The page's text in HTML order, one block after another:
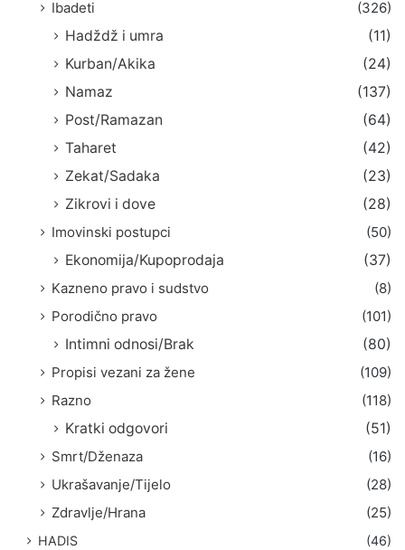
Ibadeti
(326)
Hadždž i umra
(11)
Kurban/Akika
(24)
Namaz
(137)
Post/Ramazan
(64)
Taharet
(42)
Zekat/Sadaka
(23)
Zikrovi i dove
(28)
Imovinski postupci
(50)
Ekonomija/Kupoprodaja
(37)
Kazneno pravo i sudstvo
(8)
Porodično pravo
(101)
Intimni odnosi/Brak
(80)
Propisi vezani za žene
(109)
Razno
(118)
Kratki odgovori
(51)
Smrt/Dženaza
(16)
Ukrašavanje/Tijelo
(28)
Zdravlje/Hrana
(25)
HADIS (46)